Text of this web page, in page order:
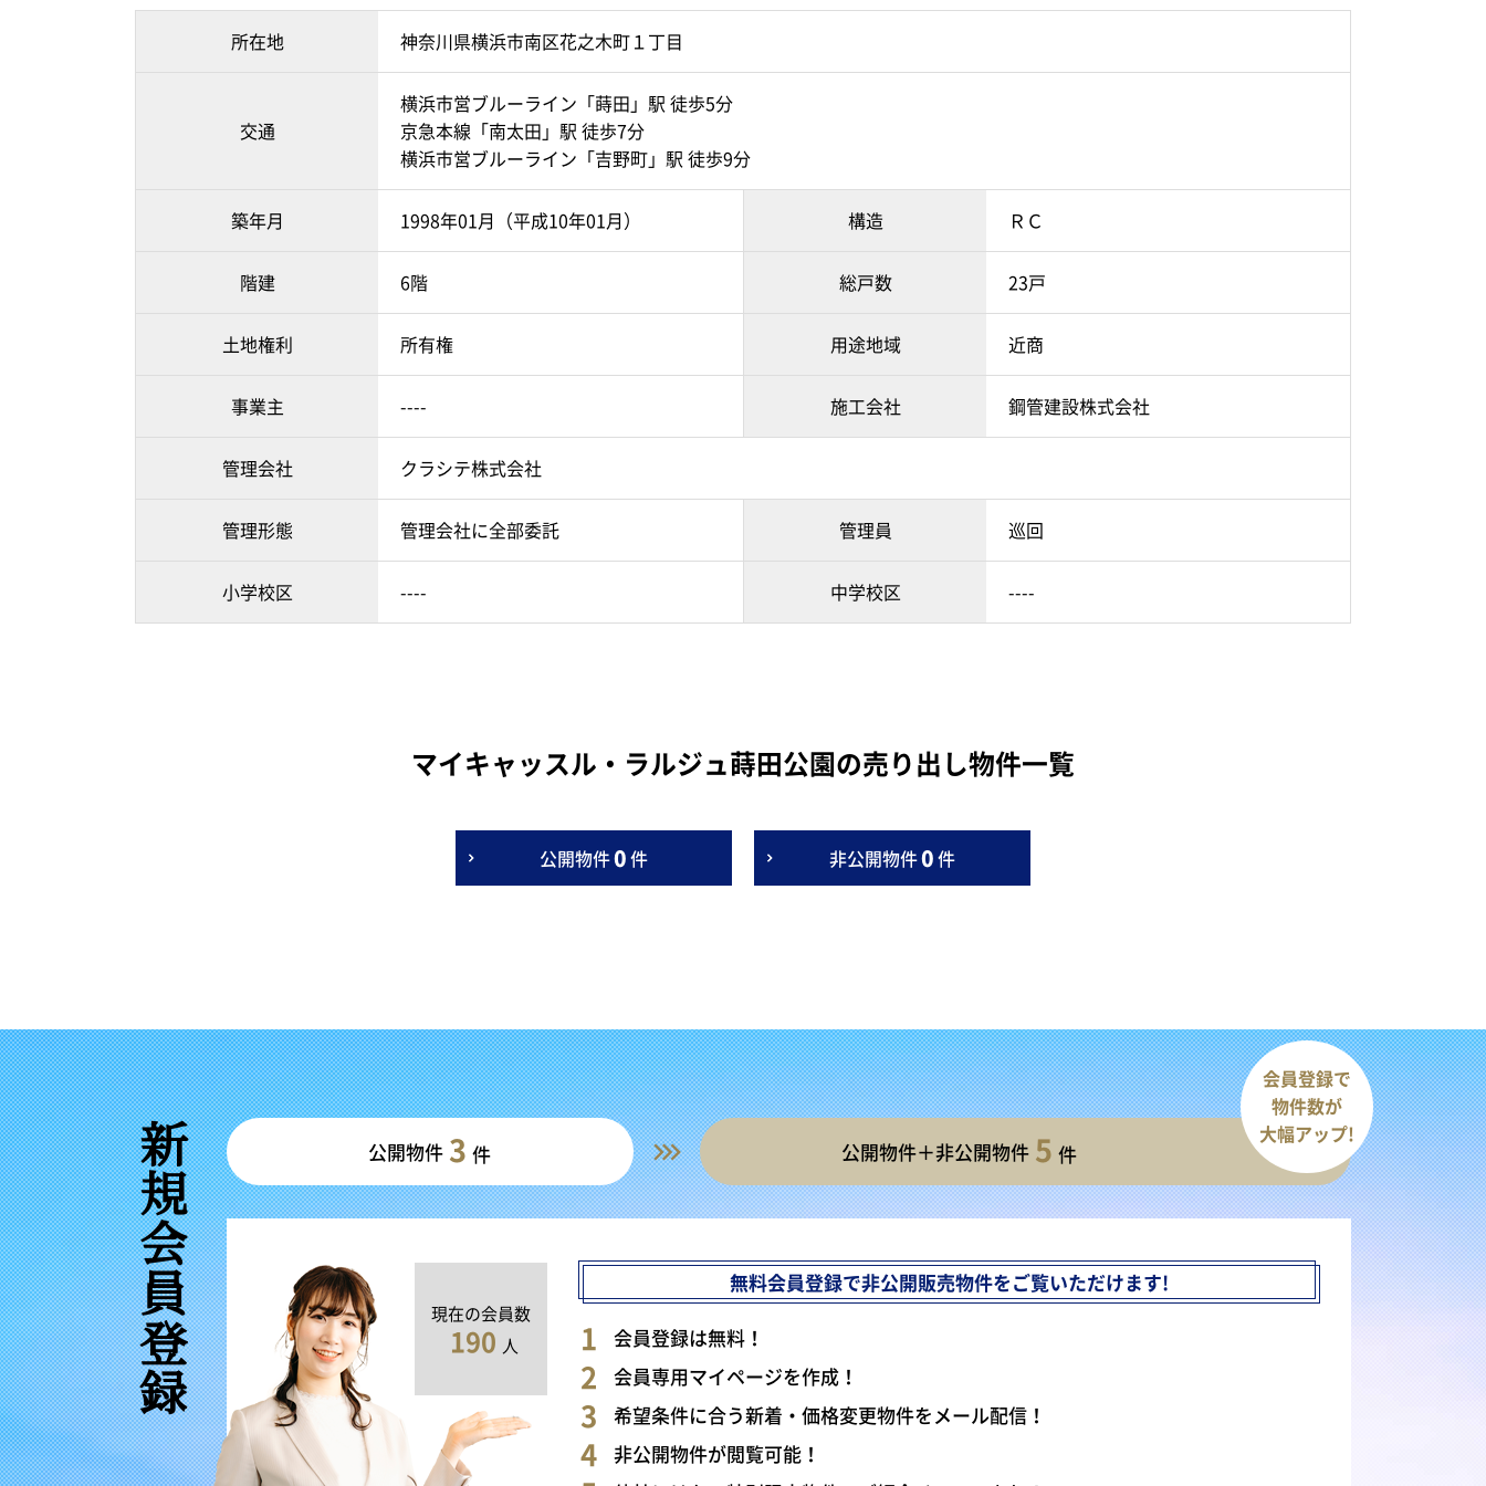
所在地 神奈川県横浜市南区花之木町１丁目
交通
横浜市営ブルーライン「蒔田」駅 徒歩5分
京急本線「南太田」駅 徒歩7分
横浜市営ブルーライン「吉野町」駅 徒歩9分
築年月 1998年01月（平成10年01月） 構造 ＲＣ
階建 6階 総戸数 23戸
土地権利 所有権 用途地域 近商
事業主 ---- 施工会社 鋼管建設株式会社
管理会社 クラシテ株式会社
管理形態 管理会社に全部委託 管理員 巡回
小学校区 ---- 中学校区 ----
マイキャッスル・ラルジュ蒔田公園の売り出し物件一覧
公開物件0件 非公開物件0件
新規会員登録 公開物件 3 件 公開物件＋非公開物件 5 件
会員登録で
物件数が
大幅アップ!
現在の会員数
190 人
無料会員登録で非公開販売物件をご覧いただけます!
会員登録は無料！
会員専用マイページを作成！
希望条件に合う新着・価格変更物件をメール配信！
非公開物件が閲覧可能！